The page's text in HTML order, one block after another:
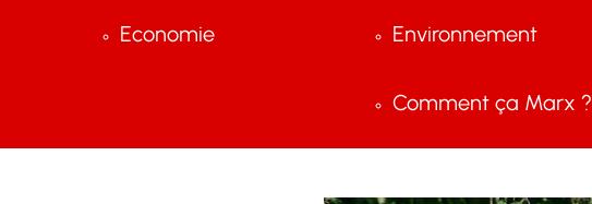
Economie Environnement
Comment ça Marx ?